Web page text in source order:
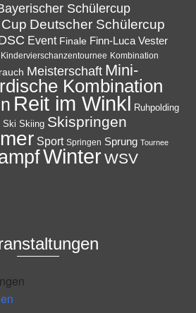
Schülercup
Cup Deutscher Schülercup
Event Finale Finn-Luca Vester
Kindervierschanzentournee Kombination
Meisterschaft Mini-
Kombination
Reit im Winkl Ruhpolding
Ski Skiing Skispringen
Sport Springen Sprung Tournee
WinterWSV